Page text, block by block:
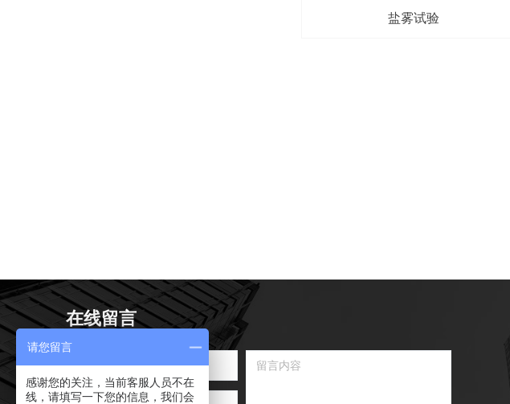
盐雾试验
在线留言
请您留言
感谢您的关注，当前客服人员不在
线，请填写一下您的信息，我们会